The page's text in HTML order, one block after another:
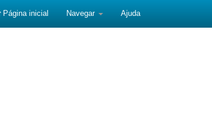
Página inicial Navegar Ajuda